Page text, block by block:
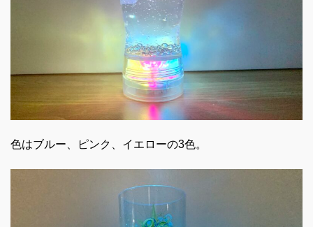
色はブルー、ピンク、イエローの3色。